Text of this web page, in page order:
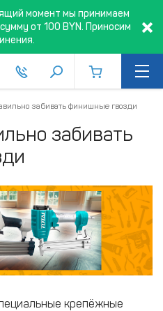
момент мы принимаем
от 100 BYN. Приносим
забивать финишные гвозди
забивать
крепёжные